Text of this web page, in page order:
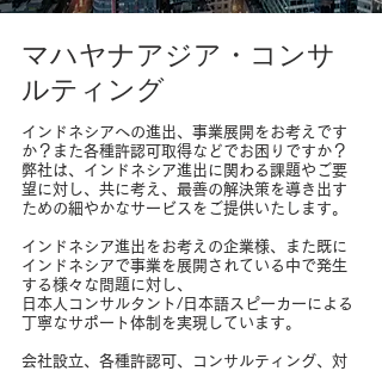
マハヤナアジア・コンサ
ルティング
​インドネシアへの進出、事業展開をお考えです
か？また各種許認可取得などでお困りですか？
弊社は、インドネシア進出に関わる課題やご要
望に対し、共に考え、最善の解決策を導き出す
ための細やかなサービスをご提供いたします。
インドネシア進出をお考えの企業様、また既に
インドネシアで事業を展開されている中で発生
する様々な問題に対し、
日本人コンサルタント/日本語スピーカーによる
丁寧なサポート体制を実現しています。
会社設立、各種許認可、コンサルティング、対